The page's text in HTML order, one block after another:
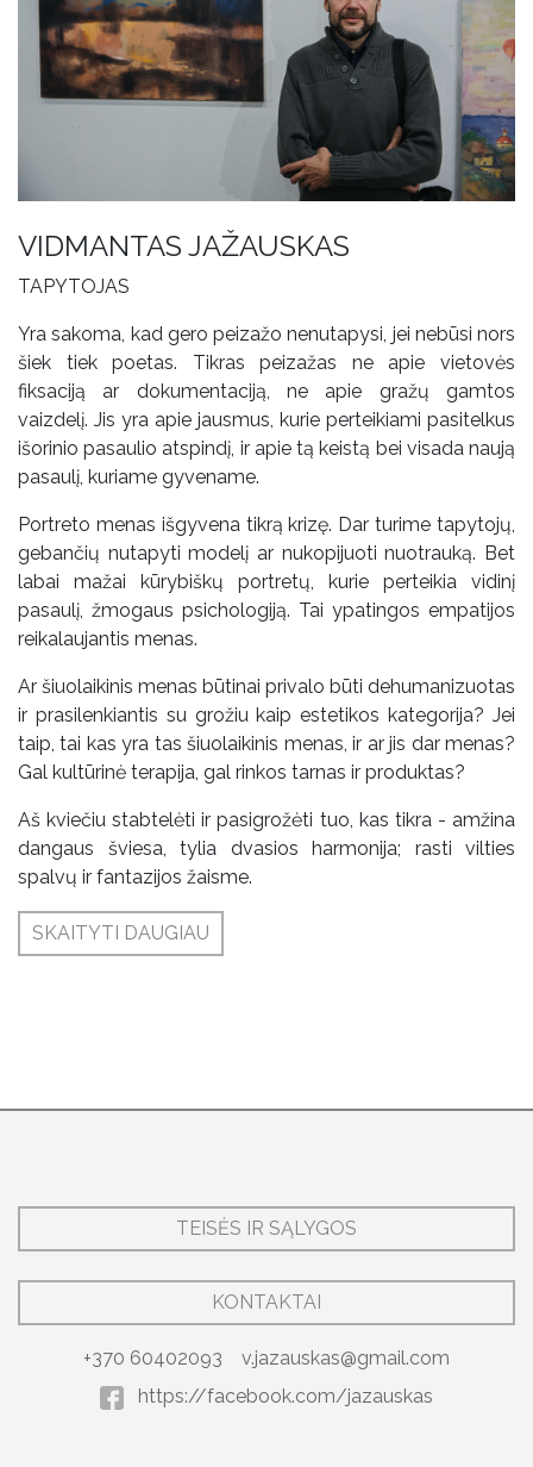
VIDMANTAS JAŽAUSKAS
TAPYTOJAS
Yra sakoma, kad gero peizažo nenutapysi, jei nebūsi nors
šiek tiek poetas. Tikras peizažas ne apie vietovės
fiksaciją ar dokumentaciją, ne apie gražų gamtos
vaizdelį. Jis yra apie jausmus, kurie perteikiami pasitelkus
išorinio pasaulio atspindį, ir apie tą keistą bei visada naują
pasaulį, kuriame gyvename.
Portreto menas išgyvena tikrą krizę. Dar turime tapytojų,
gebančių nutapyti modelį ar nukopijuoti nuotrauką. Bet
labai mažai kūrybiškų portretų, kurie perteikia vidinį
pasaulį, žmogaus psichologiją. Tai ypatingos empatijos
reikalaujantis menas.
Ar šiuolaikinis menas būtinai privalo būti dehumanizuotas
ir prasilenkiantis su grožiu kaip estetikos kategorija? Jei
taip, tai kas yra tas šiuolaikinis menas, ir ar jis dar menas?
Gal kultūrinė terapija, gal rinkos tarnas ir produktas?
Aš kviečiu stabtelėti ir pasigrožėti tuo, kas tikra - amžina
dangaus šviesa, tylia dvasios harmonija; rasti vilties
spalvų ir fantazijos žaisme.
SKAITYTI DAUGIAU
TEISĖS IR SĄLYGOS
KONTAKTAI
+370 60402093 v.jazauskas@gmail.com
https://facebook.com/jazauskas